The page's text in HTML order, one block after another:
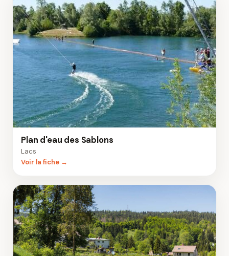
Plan d'eau des Sablons
Lacs
Voir la fiche →